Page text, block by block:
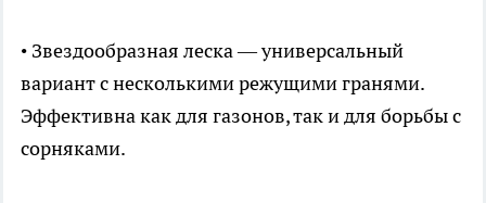
• Звездообразная леска — универсальный
вариант с несколькими режущими гранями.
Эффективна как для газонов, так и для борьбы с
сорняками.